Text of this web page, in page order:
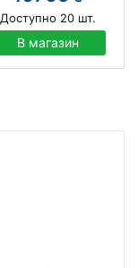
Доступно 20шт.
В магазин